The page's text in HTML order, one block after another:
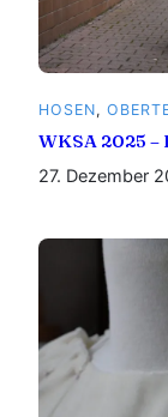
HOSEN,
WKSA 2025 –
27. Dezember